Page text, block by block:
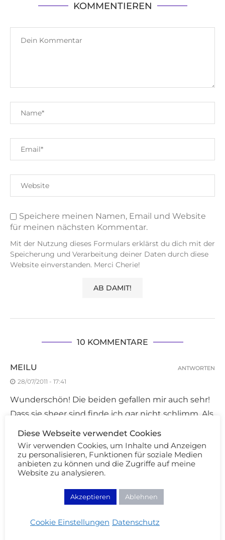
KOMMENTIEREN
Speichere meinen Namen, Email und Website
für meinen nächsten Kommentar.
Mit der Nutzung dieses Formulars erklärst du dich mit der
Speicherung und Verarbeitung deiner Daten durch diese
Website einverstanden. Merci Cherie!
10 KOMMENTARE
MEILU
28/07/2011 - 17:41
Wunderschön! Die beiden gefallen mir auch sehr!
Dass sie sheer sind finde ich gar nicht schlimm. Als
Topcoat sihts echt toll aus.
LG Meilu
ANTWORTEN
rum.Schade das er sheer ist.Aber der Effelt gefällt
Diese Webseite verwendet Cookies
Wir verwenden Cookies, um Inhalte und Anzeigen
zu personalisieren, Funktionen für soziale Medien
anbieten zu können und die Zugriffe auf meine
Website zu analysieren.
Akzeptieren Ablehnen
Cookie Einstellungen Datenschutz